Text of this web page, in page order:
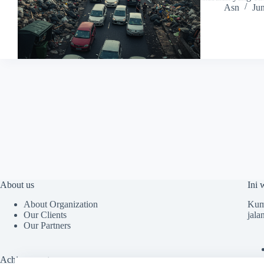
Asn
About us
About Organization
Our Clients
Our Partners
Achievements
Ini